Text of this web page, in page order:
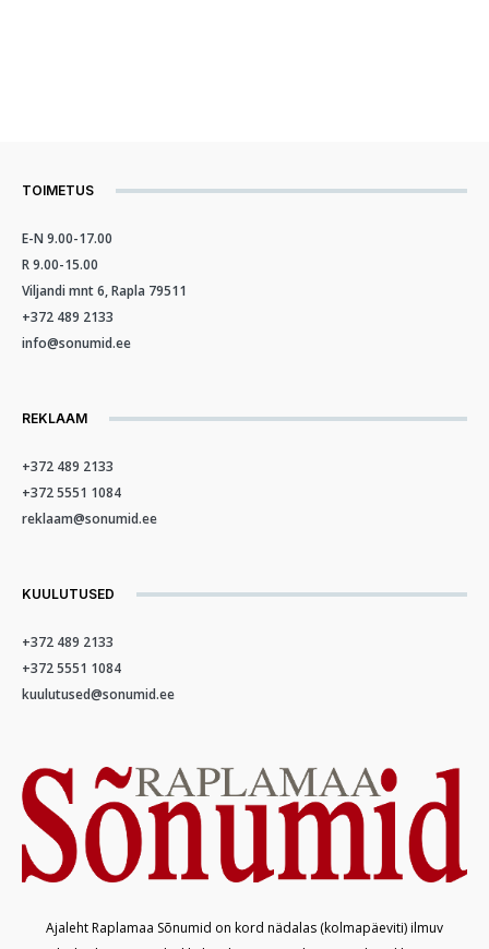
TOIMETUS
E-N 9.00-17.00
R 9.00-15.00
Viljandi mnt 6, Rapla 79511
+372 489 2133
info@sonumid.ee
REKLAAM
+372 489 2133
+372 5551 1084
reklaam@sonumid.ee
KUULUTUSED
+372 489 2133
+372 5551 1084
kuulutused@sonumid.ee
Ajaleht Raplamaa Sõnumid on kord nädalas (kolmapäeviti) ilmuv